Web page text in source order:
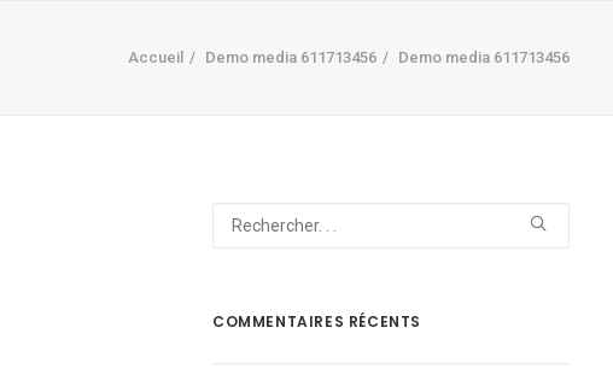
Accueil Demo media 611713456 Demo media 611713456
COMMENTAIRES RÉCENTS